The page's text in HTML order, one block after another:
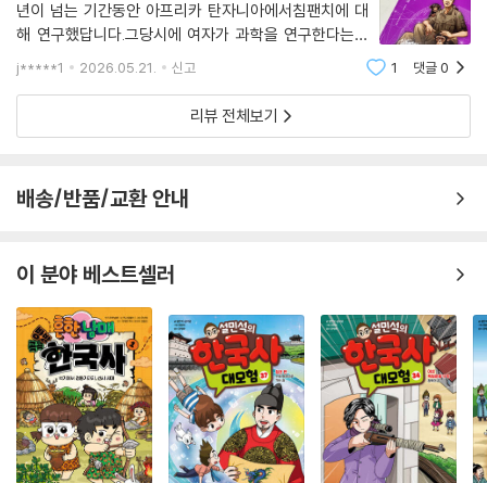
년이 넘는 기간동안 아프리카 탄자니아에서침팬치에 대
해 연구했답니다.그당시에 여자가 과학을 연구한다는것
은거의 드물었지만 구달 제인은 포기하지 않았답니다.침
팬치는 도구를 사용해요.침팬치가 나뭇가지를 개미집 구
멍에 넣어흰 개미를 낚시하는것을 보고사람들 처럼
j*****1 2026.05.21. 신고 1 댓글0
리뷰 전체보기
배송/반품/교환 안내
이 분야 베스트셀러